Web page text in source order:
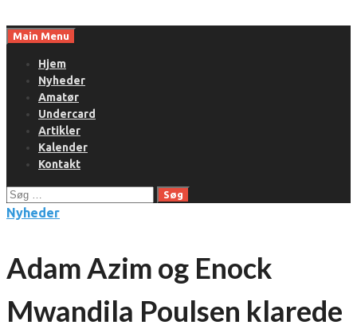
toMain Menu
Hjem
Nyheder
Amatør
Undercard
Artikler
Kalender
Kontakt
Søg
efter:
Nyheder
Adam Azim og Enock
Mwandila Poulsen klarede